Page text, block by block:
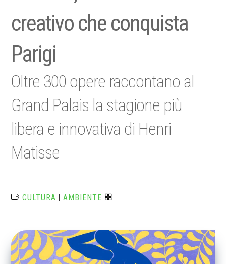
creativo che conquista
Parigi
Oltre 300 opere raccontano al
Grand Palais la stagione più
libera e innovativa di Henri
Matisse
CULTURA |AMBIENTE